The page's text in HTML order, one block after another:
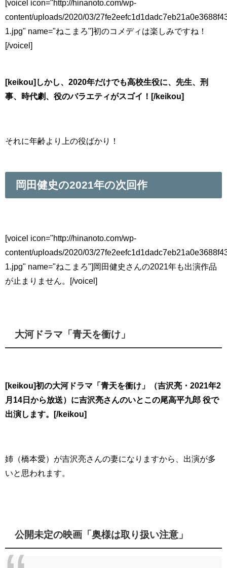
[voicel icon="http://hinanoto.com/wp-
content/uploads/2020/03/
1.jpg" name="ねこまろ"]初のコメディは楽しみですね！
[/voicel]
[keikou]しかし、2020年だけでも高校生役に、先生、刑
事、時代劇、役のバラエティがスゴイ！[/keikou]
それに年齢より上の役ばかり！
岡田健史の2021年の次回作
[voicel icon="http://hinanoto.com/wp-
content/uploads/2020/03/
1.jpg" name="ねこまろ"]岡田健史さんの2021年も出演作品
が止まりません。[/voicel]
大河ドラマ「青天を衝け」
[keikou]初の大河ドラマ「青天を衝け」（吉沢亮・2021年2
月14日から放送）に吉沢亮さんのいとこの尾高平九郎 役で
出演します。[/keikou]
姉（橋本愛）が吉沢亮さんの妻になりますから、出演が多
いと思われます。
公開未定の映画「奥様は取り扱い注意」